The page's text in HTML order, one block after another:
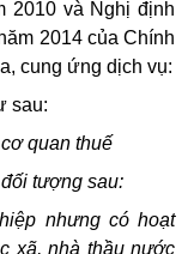
2010 và Nghị định
2014 của Chính
cung ứng dịch vụ:
sau:
quan thuế
tượng sau:
nhưng có hoạt
xã, nhà thầu nước